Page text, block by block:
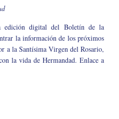
edición digital del Boletín de la
la información de los próximos
a la Santísima Virgen del Rosario,
la vida de Hermandad. Enlace a